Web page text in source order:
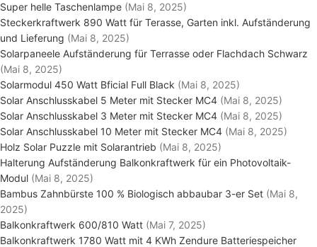
Super helle Taschenlampe (Mai 8, 2025)
Steckerkraftwerk 890 Watt für Terasse, Garten inkl. Aufständerung
und Lieferung (Mai 8, 2025)
Solarpaneele Aufständerung für Terrasse oder Flachdach Schwarz
(Mai 8, 2025)
Solarmodul 450 Watt Bficial Full Black (Mai 8, 2025)
Solar Anschlusskabel 5 Meter mit Stecker MC4 (Mai 8, 2025)
Solar Anschlusskabel 3 Meter mit Stecker MC4 (Mai 8, 2025)
Solar Anschlusskabel 10 Meter mit Stecker MC4 (Mai 8, 2025)
Holz Solar Puzzle mit Solarantrieb (Mai 8, 2025)
Halterung Aufständerung Balkonkraftwerk für ein Photovoltaik-
Modul (Mai 8, 2025)
Bambus Zahnbürste 100 % Biologisch abbaubar 3-er Set (Mai 8,
2025)
Balkonkraftwerk 600/810 Watt (Mai 7, 2025)
Balkonkraftwerk 1780 Watt mit 4 KWh Zendure Batteriespeicher